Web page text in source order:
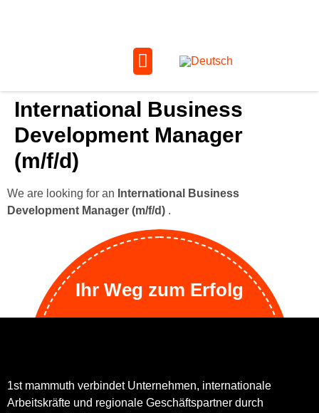
International Business
Development Manager
(m/f/d)
We are looking for an International Business
Development Manager (m/f/d) .
Ihr Weg zum Erfolg
1st mammuth verbindet Unternehmen, internationale
Arbeitskräfte und regionale Geschäftspartner durch